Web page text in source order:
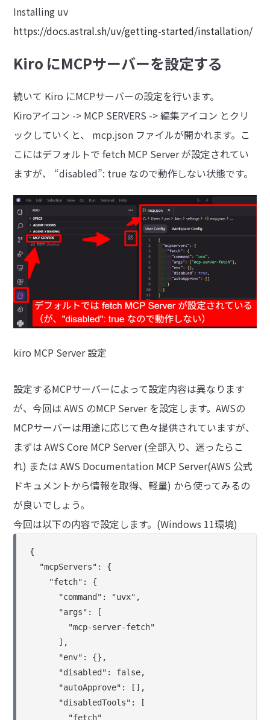
Installing uv
https://docs.astral.sh/uv/getting-started/installation/
Kiro にMCPサーバーを設定する
続いて Kiro にMCPサーバーの設定を行います。
Kiroアイコン -> MCP SERVERS -> 編集アイコン とクリ
ックしていくと、 mcp.json ファイルが開かれます。こ
こにはデフォルトで fetch MCP Server が設定されてい
ますが、 “disabled”: true なので動作しない状態です。
kiro MCP Server 設定
設定するMCPサーバーによって設定内容は異なります
が、今回は AWS のMCP Server を設定します。AWSの
MCPサーバーは用途に応じて色々提供されていますが、
まずは AWS Core MCP Server (全部入り、迷ったらこ
れ) または AWS Documentation MCP Server(AWS 公式
ドキュメントから情報を取得、軽量) から使ってみるの
が良いでしょう。
今回は以下の内容で設定します。(Windows 11環境)
{